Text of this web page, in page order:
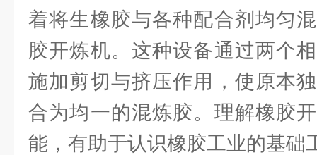
着将生橡胶与各种配合剂均匀
胶开炼机。这种设备通过两个
施加剪切与挤压作用，使原本
合为均一的混炼胶。理解橡胶
能，有助于认识橡胶工业的基础